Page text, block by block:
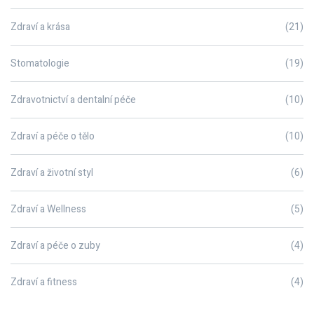
Zdraví a krása (21)
Stomatologie (19)
Zdravotnictví a dentalní péče (10)
Zdraví a péče o tělo (10)
Zdraví a životní styl (6)
Zdraví a Wellness (5)
Zdraví a péče o zuby (4)
Zdraví a fitness (4)